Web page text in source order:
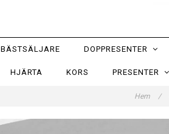
BÄSTSÄLJARE DOPPRESENTER
HJÄRTA KORS PRESENTER
Hem /